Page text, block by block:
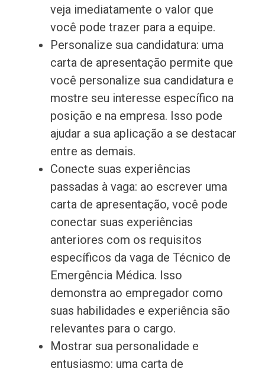
veja imediatamente o valor que
você pode trazer para a equipe.
Personalize sua candidatura: uma
carta de apresentação permite que
você personalize sua candidatura e
mostre seu interesse específico na
posição e na empresa. Isso pode
ajudar a sua aplicação a se destacar
entre as demais.
Conecte suas experiências
passadas à vaga: ao escrever uma
carta de apresentação, você pode
conectar suas experiências
anteriores com os requisitos
específicos da vaga de Técnico de
Emergência Médica. Isso
demonstra ao empregador como
suas habilidades e experiência são
relevantes para o cargo.
Mostrar sua personalidade e
entusiasmo: uma carta de